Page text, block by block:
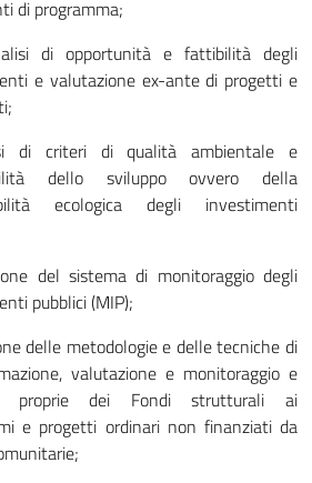
di programma;
di opportunità e fattibilità degli
e valutazione ex-ante di progetti e
di criteri di qualità ambientale e
dello sviluppo ovvero della
ecologica degli investimenti
del sistema di monitoraggio degli
pubblici (MIP);
delle metodologie e delle tecniche di
valutazione e monitoraggio e
proprie dei Fondi strutturali ai
e progetti ordinari non finanziati da